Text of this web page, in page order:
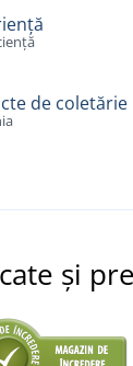
de coletărie
și